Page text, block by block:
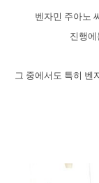
벤자민 주아노
진행에
그 중에서도 특히 벤